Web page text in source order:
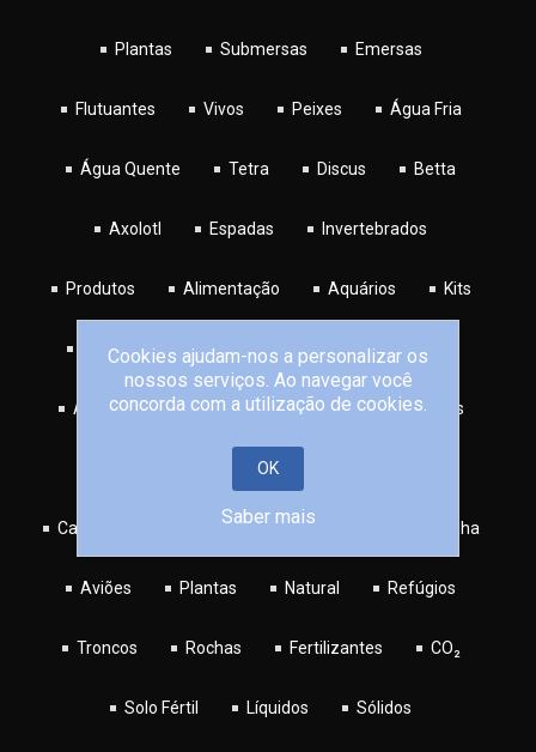
Plantas Submersas Emersas
Flutuantes Vivos Peixes Água Fria
Água Quente Tetra Discus Betta
Axolotl Espadas Invertebrados
Produtos Alimentação Aquários Kits
Vidro Móveis Decorações Areão
Artificial Troncos Rochas Refúgios
Diversos
Carros e Motas Barcos Buddha
Aviões Plantas Natural Refúgios
Troncos Rochas Fertilizantes CO₂
Solo Fértil Líquidos Sólidos
Cookies ajudam-nos a personalizar os
nossos serviços. Ao navegar você
concorda com a utilização de cookies.
OK
Saber mais